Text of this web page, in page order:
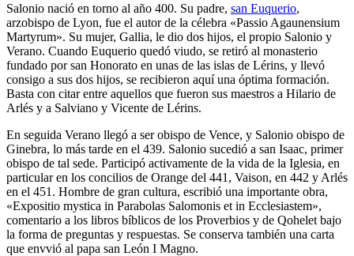
Salonio nació en torno al año 400. Su padre, san Euquerio,
arzobispo de Lyon, fue el autor de la célebra «Passio Agaunensium
Martyrum». Su mujer, Gallia, le dio dos hijos, el propio Salonio y
Verano. Cuando Euquerio quedó viudo, se retiró al monasterio
fundado por san Honorato en unas de las islas de Lérins, y llevó
consigo a sus dos hijos, se recibieron aquí una óptima formación.
Basta con citar entre aquellos que fueron sus maestros a Hilario de
Arlés y a Salviano y Vicente de Lérins.
En seguida Verano llegó a ser obispo de Vence, y Salonio obispo de
Ginebra, lo más tarde en el 439. Salonio sucedió a san Isaac, primer
obispo de tal sede. Participó activamente de la vida de la Iglesia, en
particular en los concilios de Orange del 441, Vaison, en 442 y Arlés
en el 451. Hombre de gran cultura, escribió una importante obra,
«Expositio mystica in Parabolas Salomonis et in Ecclesiastem»,
comentario a los libros bíblicos de los Proverbios y de Qohelet bajo
la forma de preguntas y respuestas. Se conserva también una carta
que envvió al papa san León I Magno.